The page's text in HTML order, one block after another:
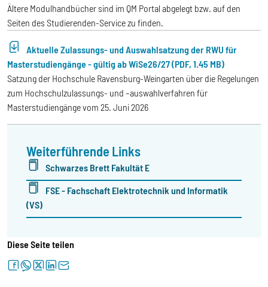
Ältere Modulhandbücher sind im QM Portal abgelegt bzw. auf den
Seiten des Studierenden-Service zu finden.
Aktuelle Zulassungs- und Auswahlsatzung der RWU für
Masterstudiengänge - gültig ab WiSe26/27 (PDF, 1.45 MB)
Satzung der Hochschule Ravensburg-Weingarten über die Regelungen
zum Hochschulzulassungs- und –auswahlverfahren für
Masterstudiengänge vom 25. Juni 2026
Weiterführende Links
Schwarzes Brett Fakultät E
FSE - Fachschaft Elektrotechnik und Informatik
(VS)
Diese Seite teilen
facebookwhatsapptwitterlinkedinletter